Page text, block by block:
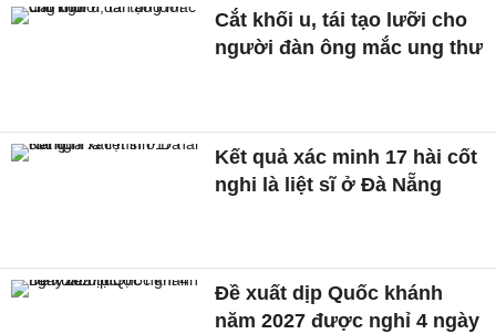
Cắt khối u, tái tạo lưỡi cho
người đàn ông mắc ung thư
Kết quả xác minh 17 hài cốt
nghi là liệt sĩ ở Đà Nẵng
Đề xuất dịp Quốc khánh
năm 2027 được nghỉ 4 ngày